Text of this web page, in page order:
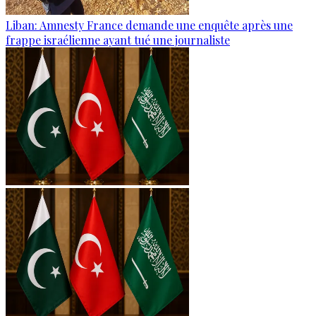
Liban: Amnesty France demande une enquête après une
frappe israélienne ayant tué une journaliste